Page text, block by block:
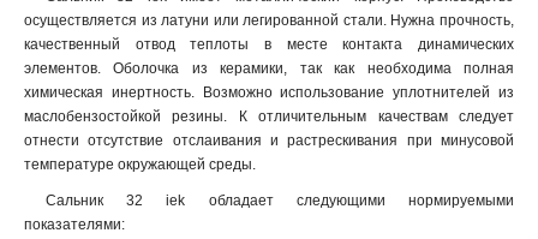
осуществляется из латуни или легированной стали. Нужна прочность,
качественный отвод теплоты в месте контакта динамических
элементов. Оболочка из керамики, так как необходима полная
химическая инертность. Возможно использование уплотнителей из
маслобензостойкой резины. К отличительным качествам следует
отнести отсутствие отслаивания и растрескивания при минусовой
температуре окружающей среды.
Сальник 32 iek обладает следующими нормируемыми
показателями: